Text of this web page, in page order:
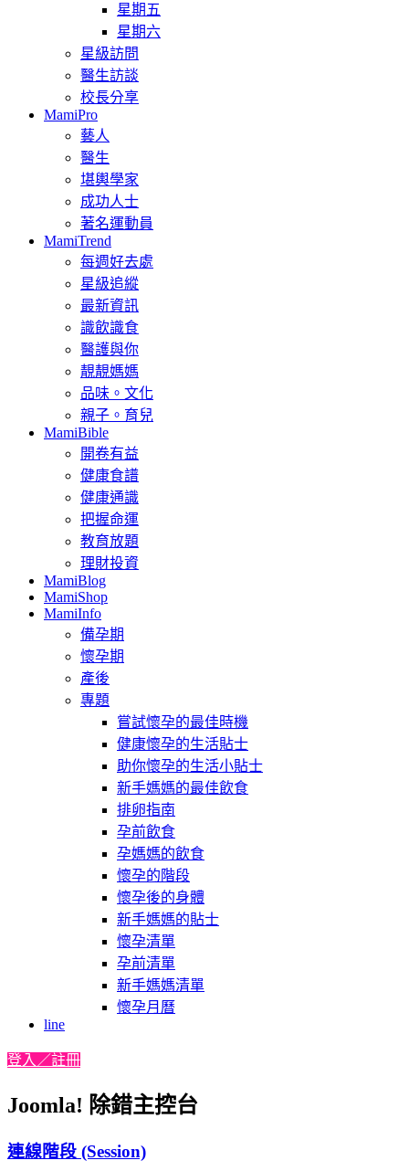
星期五
星期六
星級訪問
醫生訪談
校長分享
MamiPro
藝人
醫生
堪輿學家
成功人士
著名運動員
MamiTrend
每週好去處
星級追縱
最新資訊
識飲識食
醫護與你
靚靚媽媽
品味。文化
親子。育兒
MamiBible
開卷有益
健康食譜
健康通識
把握命運
教育放題
理財投資
MamiBlog
MamiShop
MamiInfo
備孕期
懷孕期
產後
專題
嘗試懷孕的最佳時機
健康懷孕的生活貼士
助你懷孕的生活小貼士
新手媽媽的最佳飲食
排卵指南
孕前飲食
孕媽媽的飲食
懷孕的階段
懷孕後的身體
新手媽媽的貼士
懷孕清單
孕前清單
新手媽媽清單
懷孕月曆
line
登入／註冊
Joomla! 除錯主控台
連線階段 (Session)